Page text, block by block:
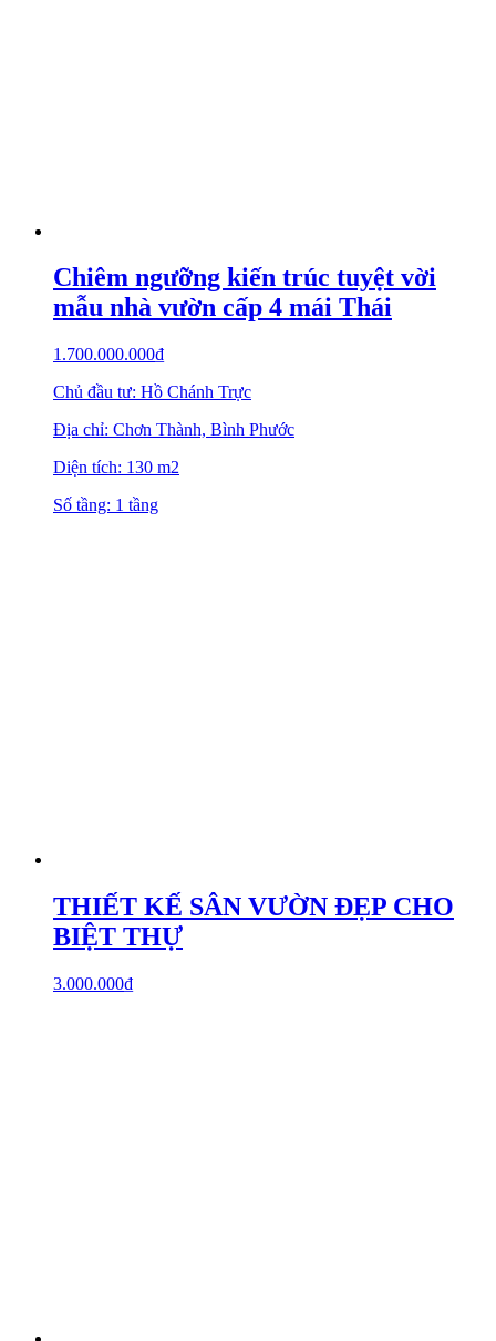
Chiêm ngưỡng kiến trúc tuyệt vời
mẫu nhà vườn cấp 4 mái Thái
1.700.000.000₫
Chủ đầu tư: Hồ Chánh Trực
Địa chỉ: Chơn Thành, Bình Phước
Diện tích: 130 m2
Số tầng: 1 tầng
THIẾT KẾ SÂN VƯỜN ĐẸP CHO
BIỆT THỰ
3.000.000₫